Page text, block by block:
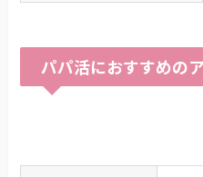
パパ活におすすめの